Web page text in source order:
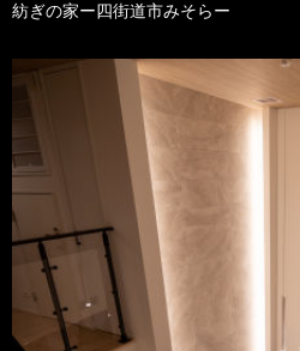
紡ぎの家ー四街道市みそらー